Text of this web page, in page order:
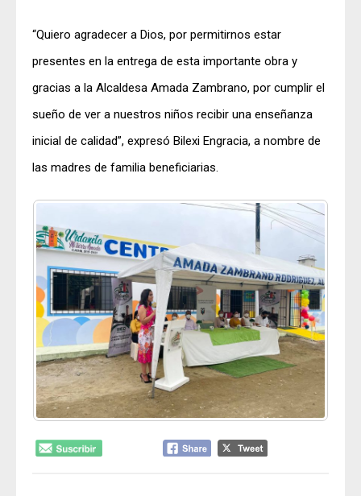
“Quiero agradecer a Dios, por permitirnos estar
presentes en la entrega de esta importante obra y
gracias a la Alcaldesa Amada Zambrano, por cumplir el
sueño de ver a nuestros niños recibir una enseñanza
inicial de calidad”, expresó Bilexi Engracia, a nombre de
las madres de familia beneficiarias.